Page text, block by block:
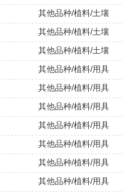
其他品种/植料/土壤
其他品种/植料/土壤
其他品种/植料/土壤
其他品种/植料/用具
其他品种/植料/用具
其他品种/植料/用具
其他品种/植料/用具
其他品种/植料/用具
其他品种/植料/用具
其他品种/植料/用具